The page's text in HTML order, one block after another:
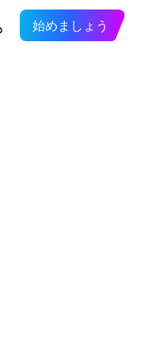
始めましょう